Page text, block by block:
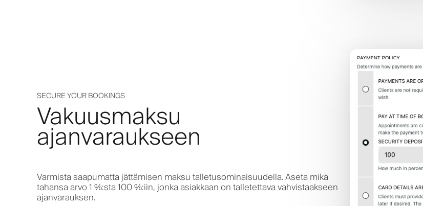
SECURE YOUR BOOKINGS
Vakuusmaksu
ajanvaraukseen
Varmista saapumatta jättämisen maksu talletusominaisuudella. Aseta mikä
tahansa arvo 1 %:sta 100 %:iin, jonka asiakkaan on talletettava vahvistaakseen
ajanvarauksen.